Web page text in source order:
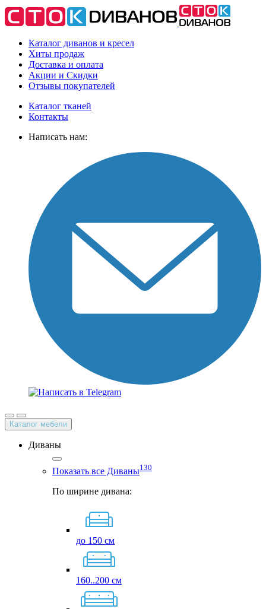
Каталог диванов и кресел
Хиты продаж
Доставка и оплата
Акции и Скидки
Отзывы покупателей
Каталог тканей
Контакты
Написать нам:
Каталог мебели
Диваны
Показать все Диваны130
По ширине дивана:
до 150 см
160..200 см